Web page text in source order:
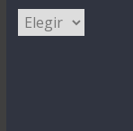
Categorías